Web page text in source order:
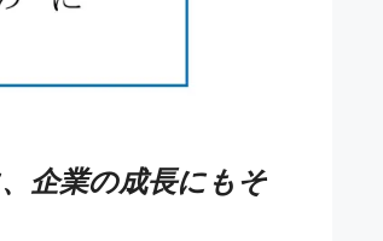
企業の成長にもそ